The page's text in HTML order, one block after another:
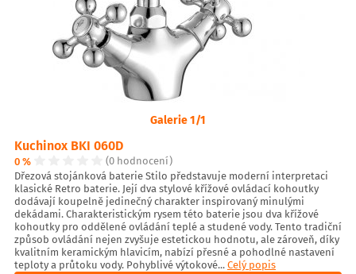
Galerie 1/1
Kuchinox BKI 060D
0 %
(0 hodnocení)
Dřezová stojánková baterie Stilo představuje moderní interpretaci
klasické Retro baterie. Její dva stylové křížové ovládací kohoutky
dodávají koupelně jedinečný charakter inspirovaný minulými
dekádami. Charakteristickým rysem této baterie jsou dva křížové
kohoutky pro oddělené ovládání teplé a studené vody. Tento tradiční
způsob ovládání nejen zvyšuje estetickou hodnotu, ale zároveň, díky
kvalitním keramickým hlavicím, nabízí přesné a pohodlné nastavení
teploty a průtoku vody. Pohyblivé výtokové...Celý popis